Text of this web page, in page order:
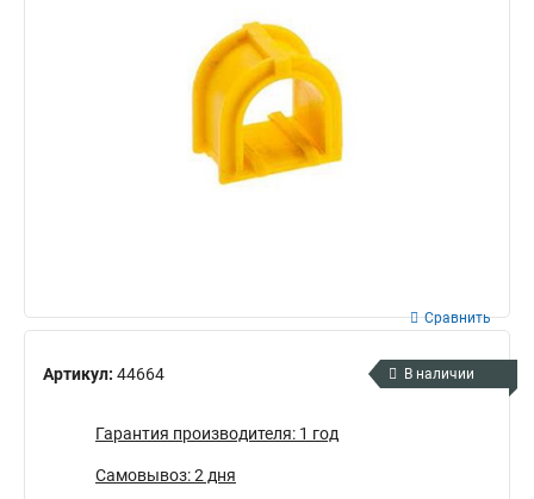
Артикул: 44664
Сравнить
В наличии
Гарантия производителя: 1 год
Самовывоз: 2 дня